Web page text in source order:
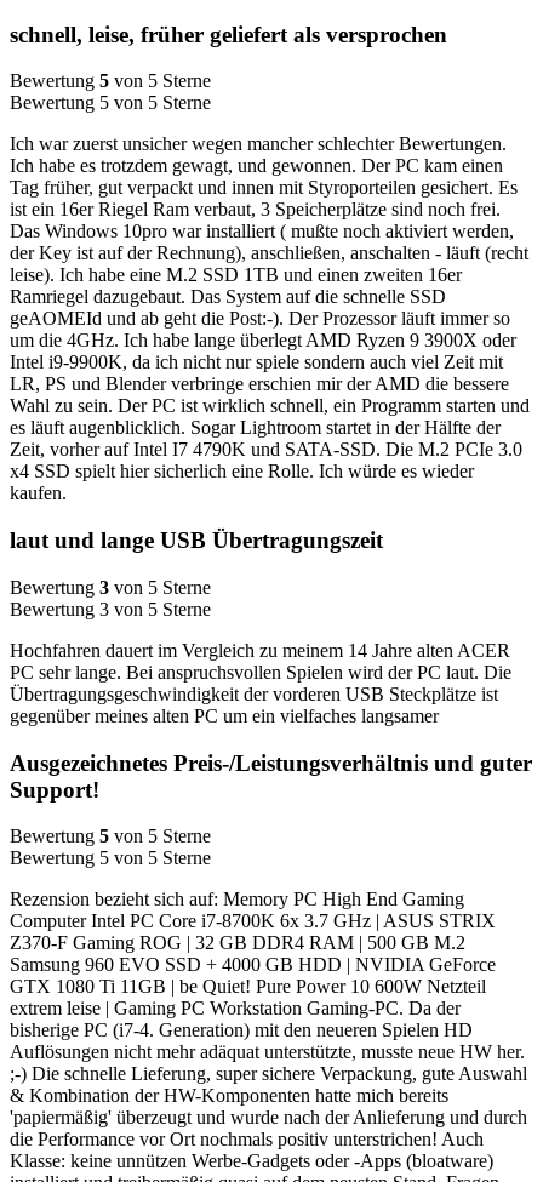
schnell, leise, früher geliefert als versprochen
Bewertung 5 von 5 Sterne
Bewertung 5 von 5 Sterne
Ich war zuerst unsicher wegen mancher schlechter Bewertungen.
Ich habe es trotzdem gewagt, und gewonnen. Der PC kam einen
Tag früher, gut verpackt und innen mit Styroporteilen gesichert. Es
ist ein 16er Riegel Ram verbaut, 3 Speicherplätze sind noch frei.
Das Windows 10pro war installiert ( mußte noch aktiviert werden,
der Key ist auf der Rechnung), anschließen, anschalten - läuft (recht
leise). Ich habe eine M.2 SSD 1TB und einen zweiten 16er
Ramriegel dazugebaut. Das System auf die schnelle SSD
geAOMEId und ab geht die Post:-). Der Prozessor läuft immer so
um die 4GHz. Ich habe lange überlegt AMD Ryzen 9 3900X oder
Intel i9-9900K, da ich nicht nur spiele sondern auch viel Zeit mit
LR, PS und Blender verbringe erschien mir der AMD die bessere
Wahl zu sein. Der PC ist wirklich schnell, ein Programm starten und
es läuft augenblicklich. Sogar Lightroom startet in der Hälfte der
Zeit, vorher auf Intel I7 4790K und SATA-SSD. Die M.2 PCIe 3.0
x4 SSD spielt hier sicherlich eine Rolle. Ich würde es wieder
kaufen.
laut und lange USB Übertragungszeit
Bewertung 3 von 5 Sterne
Bewertung 3 von 5 Sterne
Hochfahren dauert im Vergleich zu meinem 14 Jahre alten ACER
PC sehr lange. Bei anspruchsvollen Spielen wird der PC laut. Die
Übertragungsgeschwindigkeit der vorderen USB Steckplätze ist
gegenüber meines alten PC um ein vielfaches langsamer
Ausgezeichnetes Preis-/Leistungsverhältnis und guter
Support!
Bewertung 5 von 5 Sterne
Bewertung 5 von 5 Sterne
Rezension bezieht sich auf: Memory PC High End Gaming
Computer Intel PC Core i7-8700K 6x 3.7 GHz | ASUS STRIX
Z370-F Gaming ROG | 32 GB DDR4 RAM | 500 GB M.2
Samsung 960 EVO SSD + 4000 GB HDD | NVIDIA GeForce
GTX 1080 Ti 11GB | be Quiet! Pure Power 10 600W Netzteil
extrem leise | Gaming PC Workstation Gaming-PC. Da der
bisherige PC (i7-4. Generation) mit den neueren Spielen HD
Auflösungen nicht mehr adäquat unterstützte, musste neue HW her.
;-) Die schnelle Lieferung, super sichere Verpackung, gute Auswahl
& Kombination der HW-Komponenten hatte mich bereits
'papiermäßig' überzeugt und wurde nach der Anlieferung und durch
die Performance vor Ort nochmals positiv unterstrichen! Auch
Klasse: keine unnützen Werbe-Gadgets oder -Apps (bloatware)